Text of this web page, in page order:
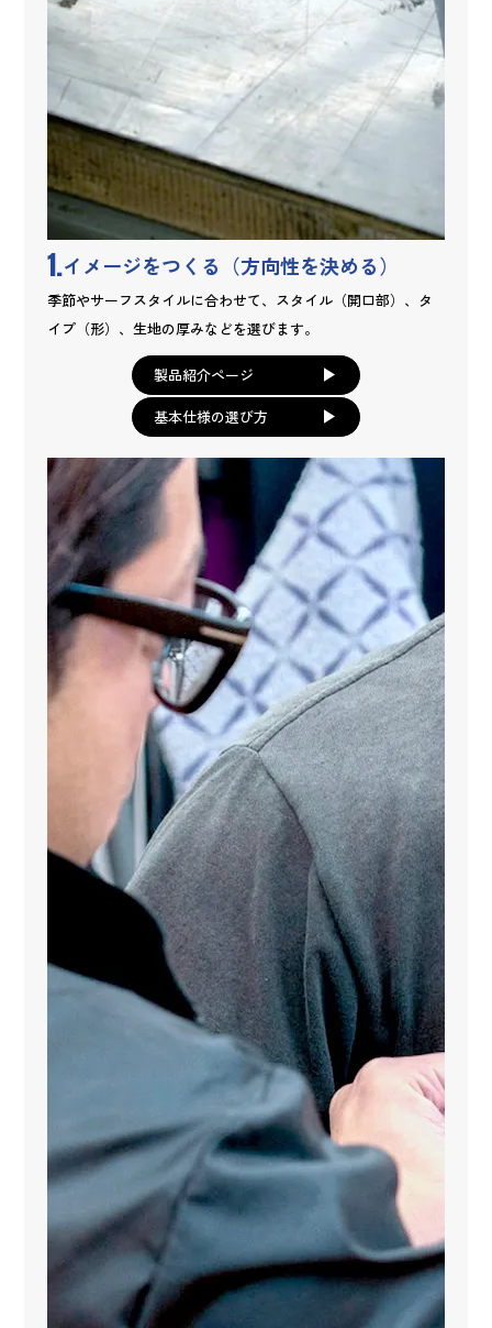
1.イメージをつくる（方向性を決める）
季節やサーフスタイルに合わせて、スタイル（開口部）、タ
イプ（形）、生地の厚みなどを選びます。
製品紹介ページ
基本仕様の選び方